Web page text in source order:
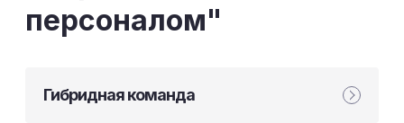
персоналом"
Гибридная команда